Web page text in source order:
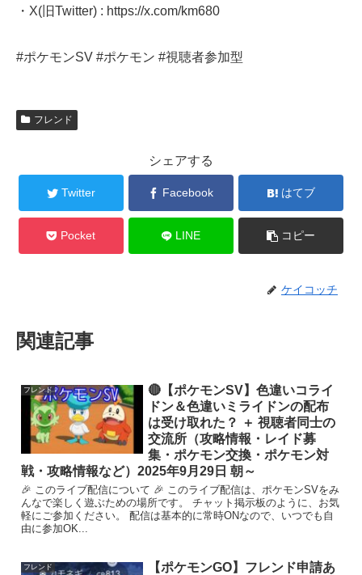
・X(旧Twitter) : https://x.com/km680
#ポケモンSV #ポケモン #視聴者参加型
フレンド
シェアする
Twitter Facebook はてブ
Pocket LINE コピー
ケイコッチ
関連記事
フレンド
🔴【ポケモンSV】色違いコライ
ドン＆色違いミライドンの配布
は受け取れた？ ＋ 視聴者同士の
交流所（攻略情報・レイド募
集・ポケモン交換・ポケモン対
戦・攻略情報など）2025年9月29日 朝～
🎉 このライブ配信について 🎉 このライブ配信は、ポケモンSVをみ
んなで楽しく遊ぶための場所です。 チャット掲示板のように、お気
軽にご参加ください。 配信は基本的に常時ONなので、いつでも自
由に参加OK...
フレンド
【ポケモンGO】フレンド申請あ